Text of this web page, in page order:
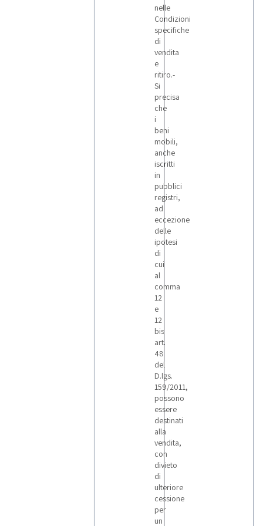
nelle
Condizioni
specifiche
di
vendita
e
ritiro.-
Si
precisa
che
i
beni
mobili,
anche
iscritti
in
pubblici
registri,
ad
eccezione
delle
ipotesi
di
cui
al
comma
12
e
12
bis
art.
48
del
D.lgs.
159/2011,
possono
essere
destinati
alla
vendita,
con
divieto
di
ulteriore
cessione
per
un